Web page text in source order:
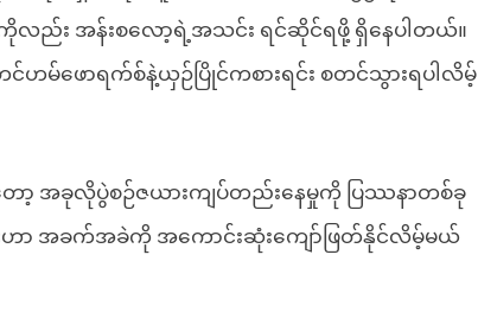
လည်း အန်းစလော့ရဲ့အသင်း ရင်ဆိုင်ရဖို့ ရှိနေပါတယ်။
ဟမ်ဖောရက်စ်နဲ့ယှဉ်ပြိုင်ကစားရင်း စတင်သွားရပါလိမ့်
ော့ အခုလိုပွဲစဉ်ဇယားကျပ်တည်းနေမှုကို ပြဿနာတစ်ခု
ာ အခက်အခဲကို အကောင်းဆုံးကျော်ဖြတ်နိုင်လိမ့်မယ်